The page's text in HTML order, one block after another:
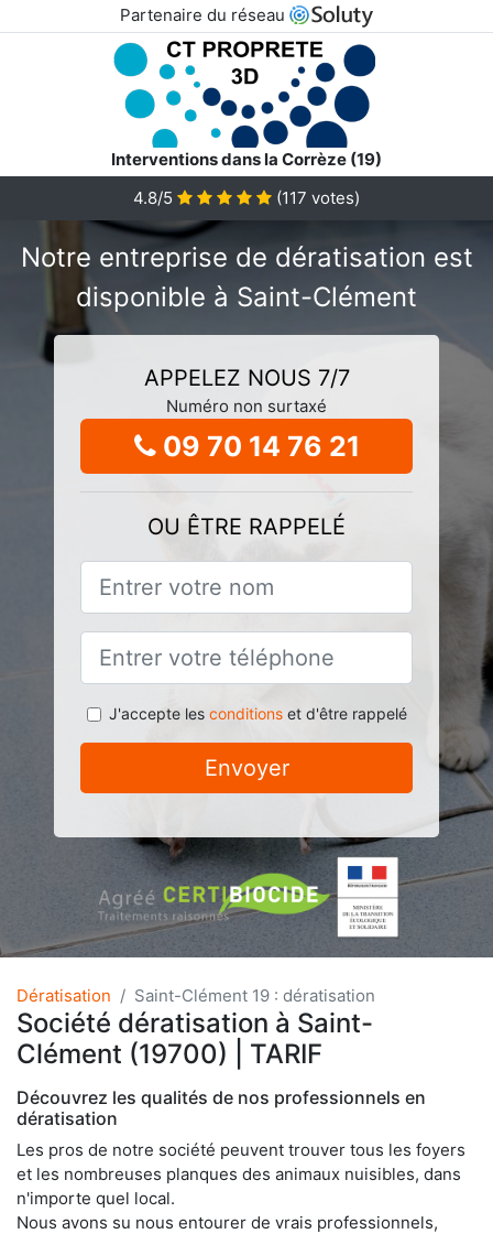
Partenaire du réseau
Interventions dans la Corrèze (19)
4.8/5
(117 votes)
Notre entreprise de dératisation est
disponible à Saint-Clément
APPELEZ NOUS 7/7
Numéro non surtaxé
09 70 14 76 21
OU ÊTRE RAPPELÉ
J'accepte les conditionset d'être rappelé
Envoyer
Dératisation Saint-Clément 19 : dératisation
Société dératisation à Saint-
Clément (19700) | TARIF
Découvrez les qualités de nos professionnels en
dératisation
Les pros de notre société peuvent trouver tous les foyers
et les nombreuses planques des animaux nuisibles, dans
n'importe quel local.
Nous avons su nous entourer de vrais professionnels,